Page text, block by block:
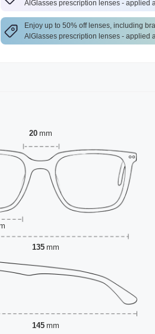
AlGlasses prescription lenses - applied
Enjoy up to 50% off lenses, including
AlGlasses prescription lenses - applied
20 mm
135 mm
145 mm